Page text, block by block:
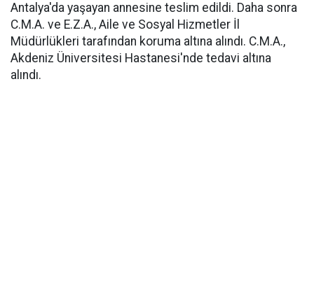
Antalya'da yaşayan annesine teslim edildi. Daha sonra
C.M.A. ve E.Z.A., Aile ve Sosyal Hizmetler İl
Müdürlükleri tarafından koruma altına alındı. C.M.A.,
Akdeniz Üniversitesi Hastanesi'nde tedavi altına
alındı.